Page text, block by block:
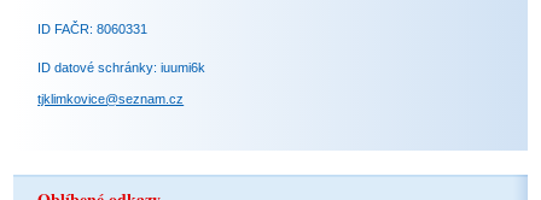
ID FAČR: 8060331
ID datové schránky: iuumi6k
tjklimkovice@seznam.cz